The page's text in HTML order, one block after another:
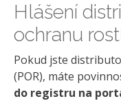
Hlášení
ochranu
Pokud jste
(POR), máte
do registru na